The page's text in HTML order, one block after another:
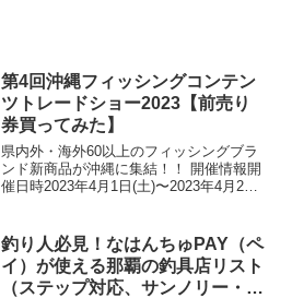
第4回沖縄フィッシングコンテン
ツトレードショー2023【前売り
券買ってみた】
県内外・海外60以上のフィッシングブラ
ンド新商品が沖縄に集結！！ 開催情報開
催日時2023年4月1日(土)〜2023年4月2日
ェブサイト主催者沖縄フィッシング...
釣り人必見！なはんちゅPAY（ペ
イ）が使える那覇の釣具店リスト
（ステップ対応、サンノリー・シ